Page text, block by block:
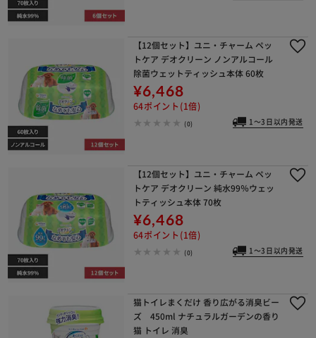
【12個セット】ユニ・チャーム ペッ
トケア デオクリーン ノンアルコール
除菌ウェットティッシュ本体 60枚
¥6,468
64ポイント(1倍)
(0) 1～3日以内発送
【12個セット】ユニ・チャーム ペッ
トケア デオクリーン 純水99％ウェッ
トティッシュ本体 70枚
¥6,468
64ポイント(1倍)
(0) 1～3日以内発送
猫トイレまくだけ 香り広がる消臭ビー
ズ 450ml ナチュラルガーデンの香り
猫 トイレ 消臭